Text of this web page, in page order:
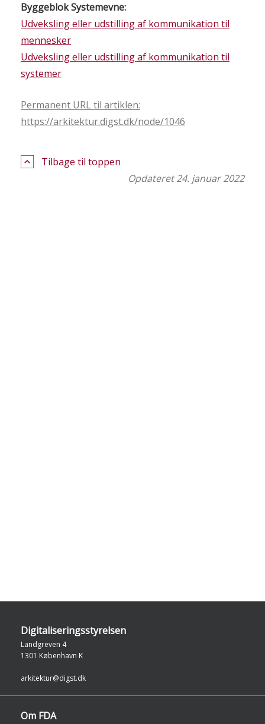
Byggeblok Systemevne:
Udveksling eller udstilling af kommunikation til
mennesker
Udveksling eller udstilling af kommunikation til
systemer
Permanent URL til artiklen:
https://arkitektur.digst.dk/node/1046
Tilbage til toppen
Opdateret 24. januar 2022
Digitaliseringsstyrelsen
Landgreven 4
1301 København K
arkitektur@digst.dk
Om FDA